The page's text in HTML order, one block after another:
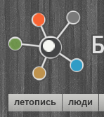
летопись люди